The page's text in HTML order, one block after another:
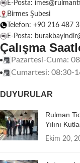
E-Posta:
Birmes Şubesi
Telefon: +90 216 487
E-Posta:
Çalışma
Pazartesi-Cuma:
Cumartesi: 08:30-
DUYURULAR
Rulman
Yılını
Ekim 20,